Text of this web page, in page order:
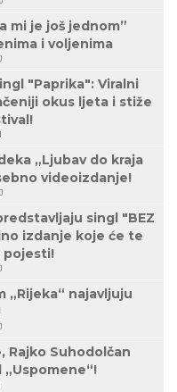
mi je još jednom”
i voljenima
"Paprika": Viralni
okus ljeta i stiže
„Ljubav do kraja
videoizdanje!
singl "BEZ
izdanje koje će te
pojesti!
„Rijeka“ najavljuju
Rajko Suhodolčan